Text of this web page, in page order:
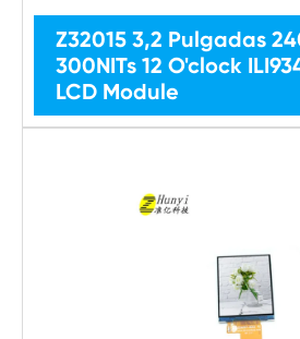
Z32015 3,2 Pulgadas
300NITs 12 O'clock
LCD Module